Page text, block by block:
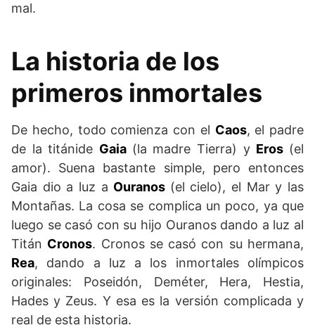
mal.
La historia de los
primeros inmortales
De hecho, todo comienza con el Caos, el padre
de la titánide Gaia (la madre Tierra) y Eros (el
amor). Suena bastante simple, pero entonces
Gaia dio a luz a Ouranos (el cielo), el Mar y las
Montañas. La cosa se complica un poco, ya que
luego se casó con su hijo Ouranos dando a luz al
Titán Cronos. Cronos se casó con su hermana,
Rea, dando a luz a los inmortales olímpicos
originales: Poseidón, Deméter, Hera, Hestia,
Hades y Zeus. Y esa es la versión complicada y
real de esta historia.